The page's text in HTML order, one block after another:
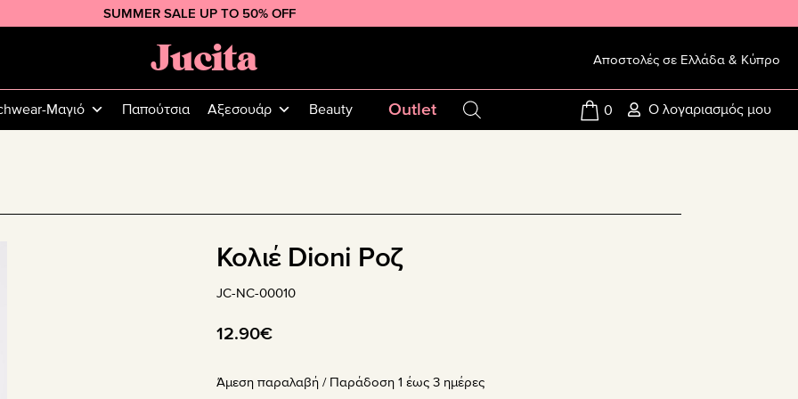
SUMMER SALE UP TO 50% OFF
Jucita
Plus
Size
Αποστολές σε Ελλάδα & Κύπρο
Μαγιό Παπούτσια Αξεσουάρ Beauty Outlet Ο λογαριασμός μου
0
Κολιέ Dioni Ροζ
JC-NC-00010
12.90€
Άμεση παραλαβή / Παράδoση 1 έως 3 ημέρες